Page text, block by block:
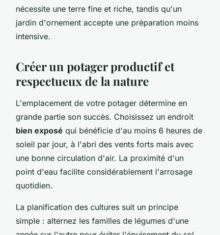
nécessite une terre fine et riche, tandis qu'un
jardin d'ornement accepte une préparation moins
intensive.
Créer un potager productif et
respectueux de la nature
L'emplacement de votre potager détermine en
grande partie son succès. Choisissez un endroit
bien exposé qui bénéficie d'au moins 6 heures de
soleil par jour, à l'abri des vents forts mais avec
une bonne circulation d'air. La proximité d'un
point d'eau facilite considérablement l'arrosage
quotidien.
La planification des cultures suit un principe
simple : alternez les familles de légumes d'une